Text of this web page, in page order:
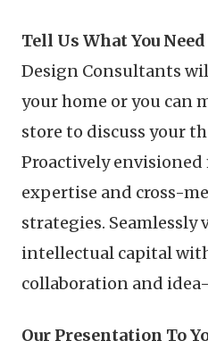
Tell Us What You
Design Consultants
your home or you can
store to discuss your
Proactively
expertise and cross-
strategies. Seamlessly
intellectual capital
collaboration and
Our Presentation To